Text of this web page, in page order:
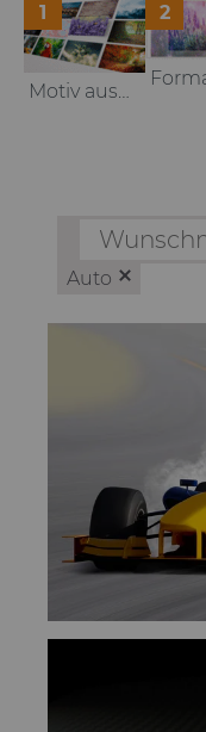
1
Motiv auswählen oder hochladen
2
Auto